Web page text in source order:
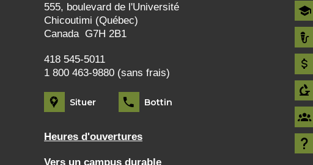
555, boulevard de l'Université
Chicoutimi (Québec)
Canada G7H 2B1
418 545-5011
1 800 463-9880 (sans frais)
Situer Bottin
Heures d'ouvertures
Vers un campus durable